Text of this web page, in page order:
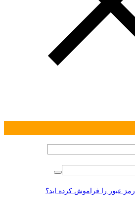
رمز عبور را فراموش کرده اید؟